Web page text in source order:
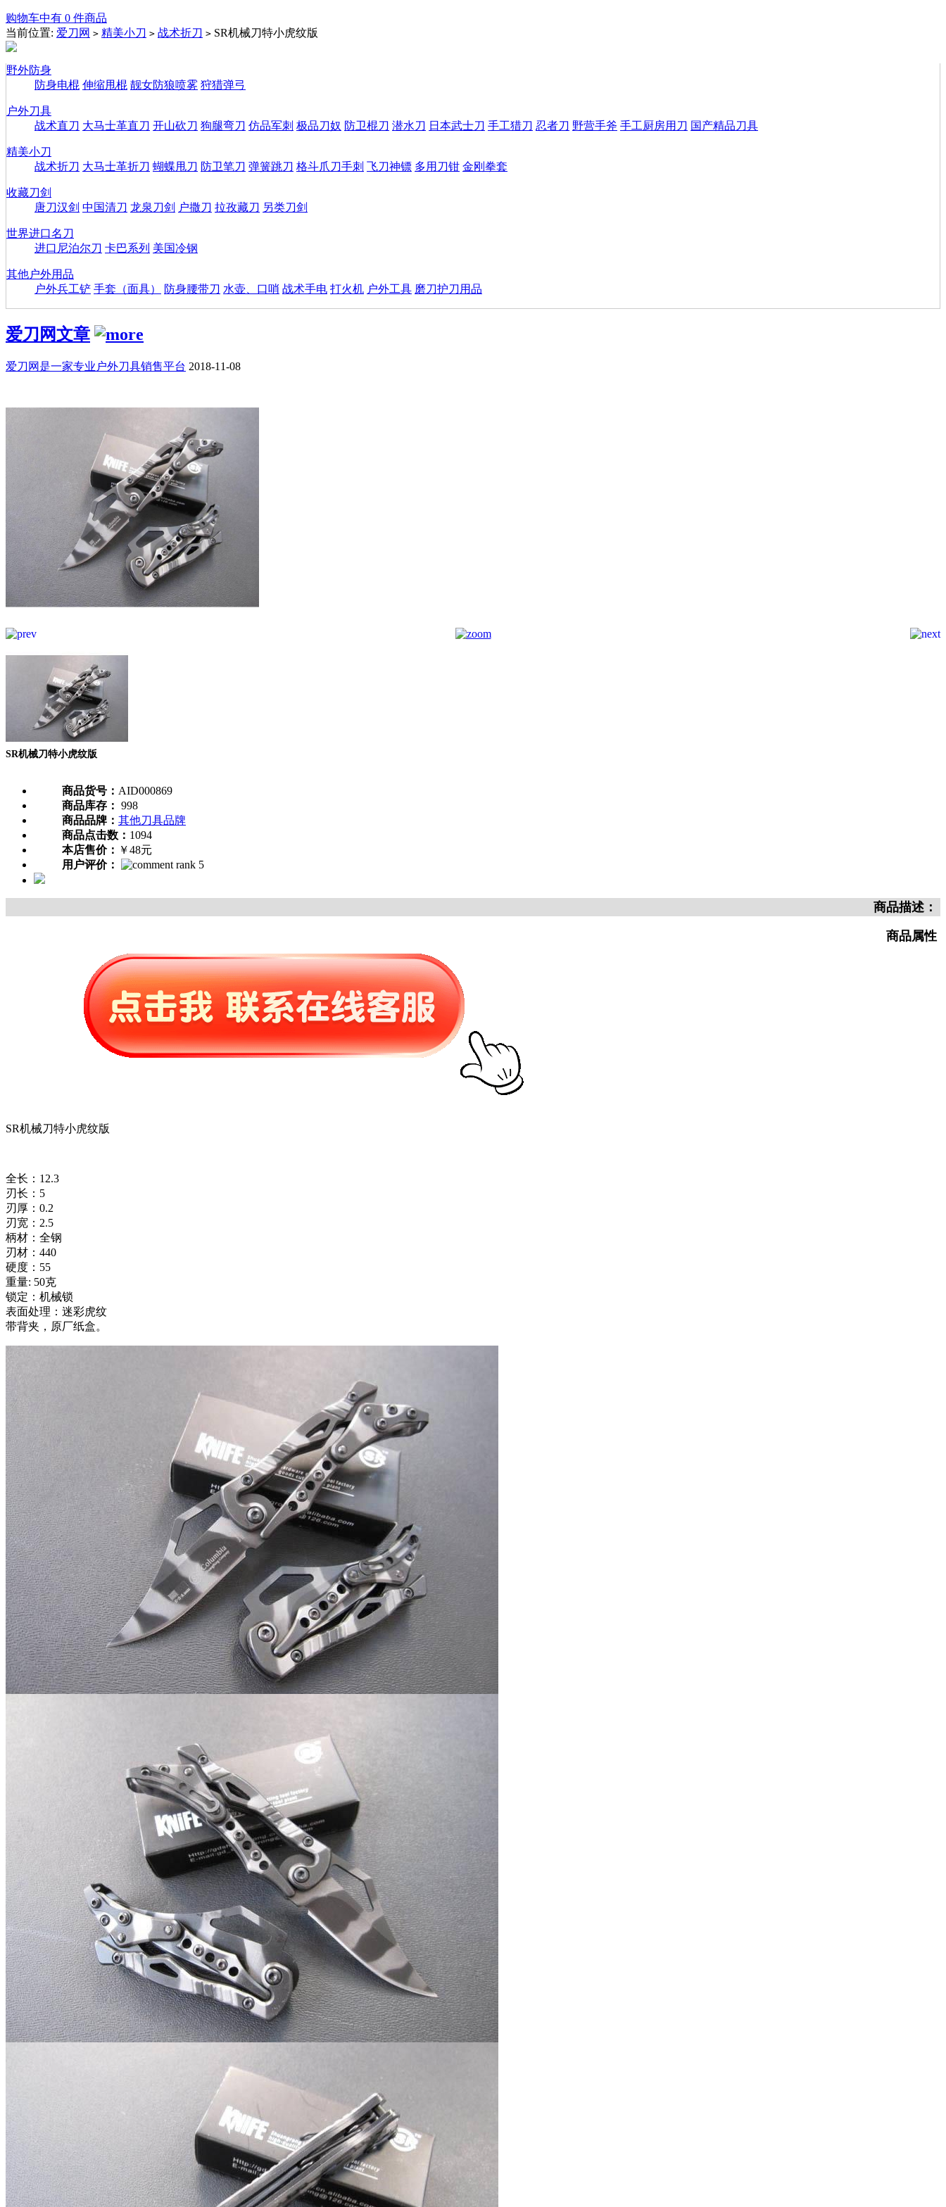
购物车中有 0 件商品
当前位置: 爱刀网 > 精美小刀 > 战术折刀 > SR机械刀特小虎纹版
野外防身
防身电棍 伸缩甩棍 靓女防狼喷雾 狩猎弹弓
户外刀具
战术直刀 大马士革直刀 开山砍刀 狗腿弯刀 仿品军刺 极品刀奴 防卫棍刀 潜水刀 日本武士刀 手工猎刀 忍者刀 野营手斧 手工厨房用刀 国产精品刀具
精美小刀
战术折刀 大马士革折刀 蝴蝶甩刀 防卫笔刀 弹簧跳刀 格斗爪刀手刺 飞刀神镖 多用刀钳 金刚拳套
收藏刀剑
唐刀汉剑 中国清刀 龙泉刀剑 户撒刀 拉孜藏刀 另类刀剑
世界进口名刀
进口尼泊尔刀 卡巴系列 美国冷钢
其他户外用品
户外兵工铲 手套（面具） 防身腰带刀 水壶、口哨 战术手电 打火机 户外工具 磨刀护刀用品
爱刀网文章
爱刀网是一家专业户外刀具销售平台 2018-11-08
SR机械刀特小虎纹版
商品货号： AID000869
商品库存： 998
商品品牌： 其他刀具品牌
商品点击数： 1094
本店售价： ￥48元
用户评价：
商品描述：
商品属性
SR机械刀特小虎纹版
全长：12.3
刃长：5
刃厚：0.2
刃宽：2.5
柄材：全钢
刃材：440
硬度：55
重量: 50克
锁定：机械锁
表面处理：迷彩虎纹
带背夹，原厂纸盒。